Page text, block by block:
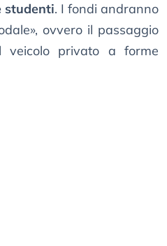
studenti. I fondi andranno
ovvero il passaggio
veicolo privato a forme